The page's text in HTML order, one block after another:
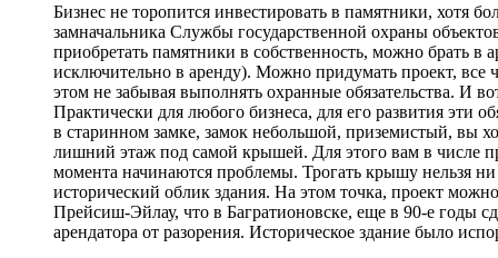
Бизнес не торопится инвестировать в памятники, хотя
замначальника Службы государственной охраны
приобретать памятники в собственность, можно брать
исключительно в аренду). Можно придумать проект, все
этом не забывая выполнять охранные обязательства. И
Практически для любого бизнеса, для его развития эти
в старинном замке, замок небольшой, приземистый, вы
лишний этаж под самой крышей. Для этого вам в числе
момента начинаются проблемы. Трогать крышу нельзя
исторический облик здания. На этом точка, проект
Прейсиш-Эйлау, что в Багратионовске, еще в 90‑е годы
арендатора от разорения. Историческое здание было